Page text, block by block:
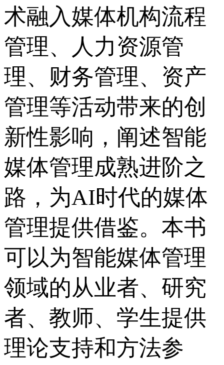
术融入媒体机构流程
管理、人力资源管
理、财务管理、资产
管理等活动带来的创
新性影响，阐述智能
媒体管理成熟进阶之
路，为AI时代的媒体
管理提供借鉴。本书
可以为智能媒体管理
领域的从业者、研究
者、教师、学生提供
理论支持和方法参